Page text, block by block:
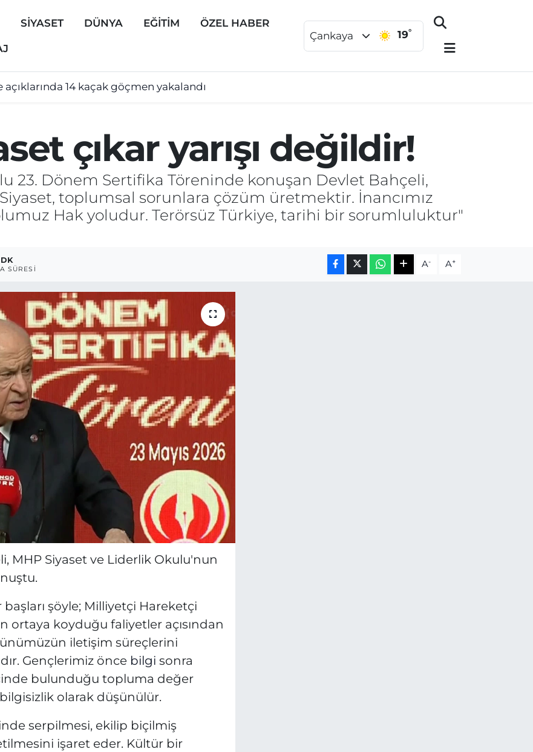
SİYASET DÜNYA EĞİTİM ÖZEL HABER
Çankaya 19°
açıklarında 14 kaçak göçmen yakalandı
çıkar yarışı değildir!
23. Dönem Sertifika Töreninde konuşan Devlet Bahçeli,
Siyaset, toplumsal sorunlara çözüm üretmektir. İnancımız
Hak yoludur. Terörsüz Türkiye, tarihi bir sorumluluktur"
SÜRESI A- A+
MHP Siyaset ve Liderlik Okulu'nun
şöyle; Milliyetçi Hareketçi
ortaya koyduğu faliyetler açısından
iletişim süreçlerini
Gençlerimiz önce bilgi sonra
bulunduğu topluma değer
bilgisizlik olarak düşünülür.
serpilmesi, ekilip biçilmiş
işaret eder. Kültür bir